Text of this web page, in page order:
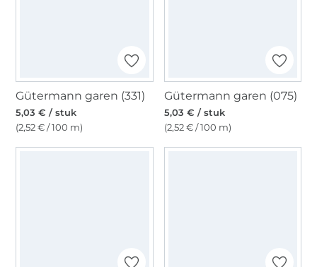
Gütermann garen (331)
5,03 € / stuk
(2,52 € / 100 m)
Gütermann garen (075)
5,03 € / stuk
(2,52 € / 100 m)